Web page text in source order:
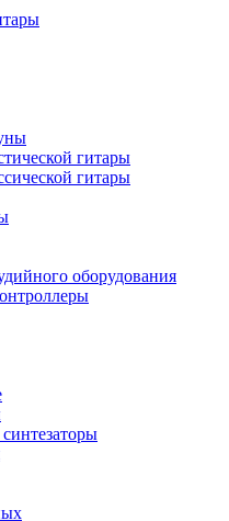
гитары
гитары
оборудования